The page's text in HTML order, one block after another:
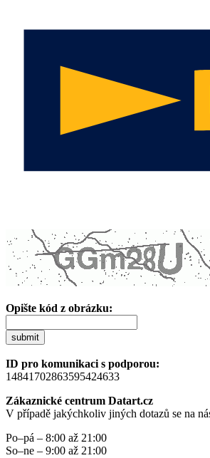
Opište kód z obrázku:
submit
ID pro komunikaci s podporou:
14841702863595424633
Zákaznické centrum Datart.cz
V případě jakýchkoliv jiných dotazů se na
Po–pá – 8:00 až 21:00
So–ne – 9:00 až 21:00